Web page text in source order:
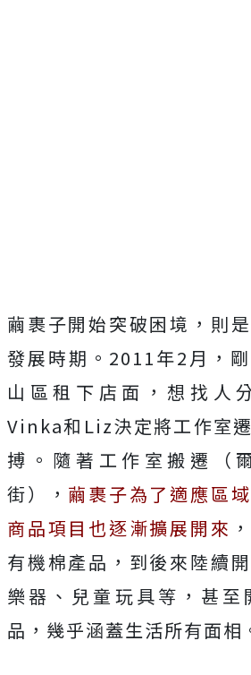
繭裹子開始突破困境，則
發展時期。2011年2月，
山區租下店面，想找人
Vinka和Liz決定將工作室
搏。隨著工作室搬遷（
街）， 繭裹子為了適應區
商品項目也逐漸擴展開來
有機棉產品，到後來陸續
樂器、兒童玩具等，甚至
品，幾乎涵蓋生活所有面相